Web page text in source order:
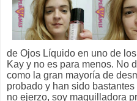
de Ojos Líquido en uno de
Kay y no es para menos. No
como la gran mayoría de
probado y han sido
no ejerzo, soy maquilladora